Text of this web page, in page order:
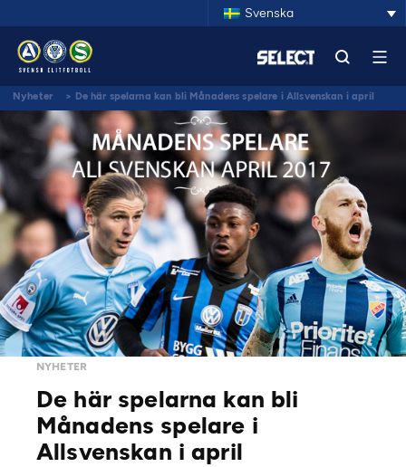
Svenska
Nyheter > De här spelarna kan bli Månadens spelare i Allsvenskan i april
NYHETER
De här spelarna kan bli
Månadens spelare i
Allsvenskan i april